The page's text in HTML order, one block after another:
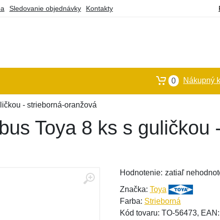
Sledovanie objednávky Kontakty
0 Nákupný
- strieborná-oranžová
Toya 8 ks s guličkou
Hodnotenie: zatiaľ
Značka: Toya
Farba: Strieborná
Kód tovaru: TO-56473,